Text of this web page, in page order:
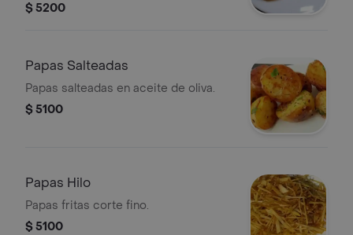
$ 5200
Papas Salteadas
Papas salteadas en aceite de oliva.
$ 5100
Papas Hilo
Papas fritas corte fino.
$ 5100